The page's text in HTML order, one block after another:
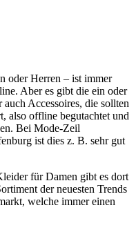
oder Herren – ist immer
Aber es gibt die ein oder
Accessoires, die sollten
also offline begutachtet und
Bei Mode-Zeil
ist dies z. B. sehr gut
für Damen gibt es dort
der neuesten Trends
welche immer einen